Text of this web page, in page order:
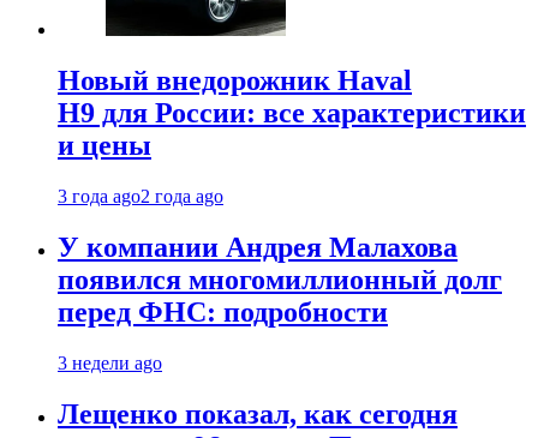
Новый внедорожник Haval
H9 для России: все характеристики
и цены
3 года ago2 года ago
У компании Андрея Малахова
появился многомиллионный долг
перед ФНС: подробности
3 недели ago
Лещенко показал, как сегодня